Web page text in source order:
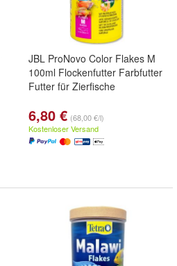
JBL ProNovo Color Flakes M
100ml Flockenfutter Farbfutter
Futter für Zierfische
6,80 € (68,00 €/l)
Kostenloser Versand